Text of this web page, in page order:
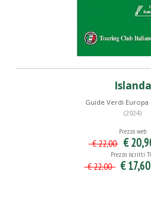
Islanda
Guide Verdi
(2024)
Prezzo web
€ 22,00 €
Prezzo iscritti
€ 22,00 € 17,60